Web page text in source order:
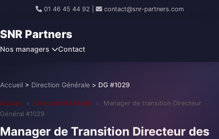
01 46 45 44 92 contact@snr-partners.com
SNR Partners
Nos managers Contact
Accueil > Direction Générale > DG #1029
Accueil › Direction Générale ›
Manager de transition Directeur
Général #1029
Manager de Transition Directeur des